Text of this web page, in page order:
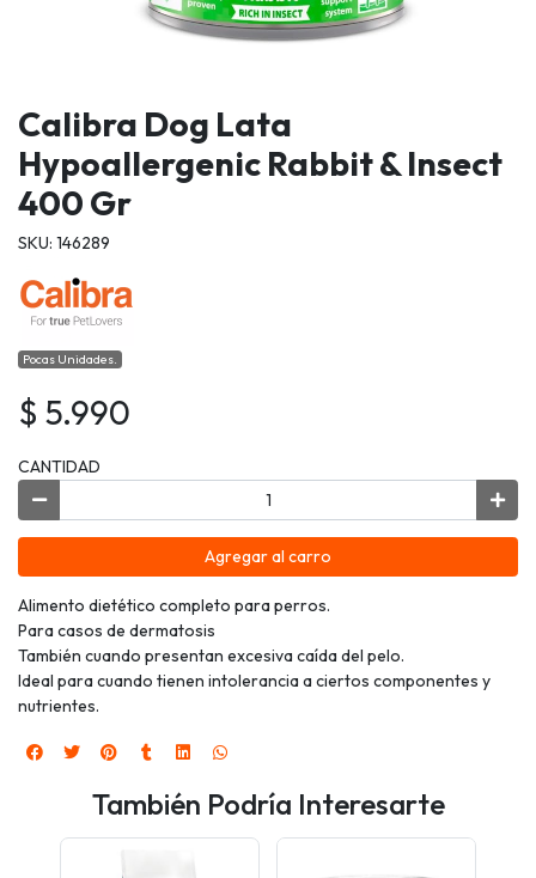
Calibra Dog Lata
Hypoallergenic Rabbit & Insect
400 Gr
SKU: 146289
Pocas Unidades.
$ 5.990
CANTIDAD
Agregar al carro
Alimento dietético completo para perros.
Para casos de dermatosis
También cuando presentan excesiva caída del pelo.
Ideal para cuando tienen intolerancia a ciertos componentes y
nutrientes.
También Podría Interesarte